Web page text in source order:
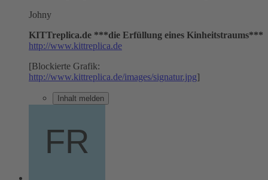
Johny
KITTreplica.de ***die Erfüllung eines Kinheitstraums***
http://www.kittreplica.de
[Blockierte Grafik:
http://www.kittreplica.de/images/signatur.jpg]
Inhalt melden